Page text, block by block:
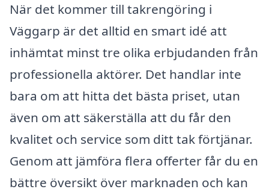
När det kommer till takrengöring i
Väggarp är det alltid en smart idé att
inhämtat minst tre olika erbjudanden från
professionella aktörer. Det handlar inte
bara om att hitta det bästa priset, utan
även om att säkerställa att du får den
kvalitet och service som ditt tak förtjänar.
Genom att jämföra flera offerter får du en
bättre översikt över marknaden och kan